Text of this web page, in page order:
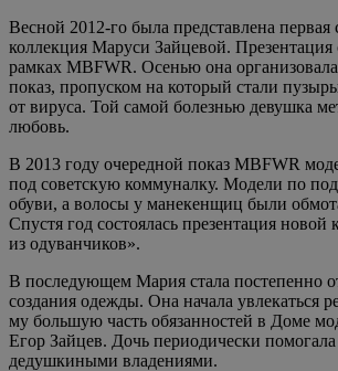
Весной 2012-го была представлена первая
коллекция Маруси Зайцевой. Презентация
рамках MBFWR. Осенью она
показ, пропуском на который стали
от вируса. Той самой болезнью девушка
любовь.
В 2013 году очередной показ MBFWR
под советскую коммуналку. Модели по
обуви, а волосы у манекенщиц были
Спустя год состоялась презентация
из одуванчиков».
В последующем Мария стала постепенно
создания одежды. Она начала увлекаться
му большую часть обязанностей в Доме
Егор Зайцев. Дочь периодически помогала
дедушкиными владениями.